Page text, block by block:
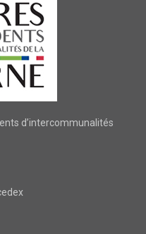
d’intercommunalités